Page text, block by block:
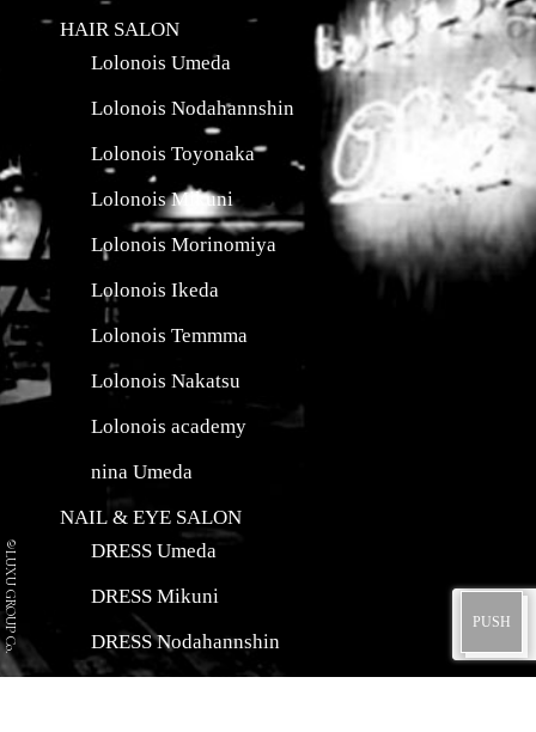
HAIR SALON
Lolonois Umeda
Lolonois Nodahannshin
Lolonois Toyonaka
Lolonois Mikuni
Lolonois Morinomiya
Lolonois Ikeda
Lolonois Temmma
Lolonois Nakatsu
Lolonois academy
nina Umeda
NAIL & EYE SALON
DRESS Umeda
DRESS Mikuni
DRESS Nodahannshin
©LUXU GROUP Co.